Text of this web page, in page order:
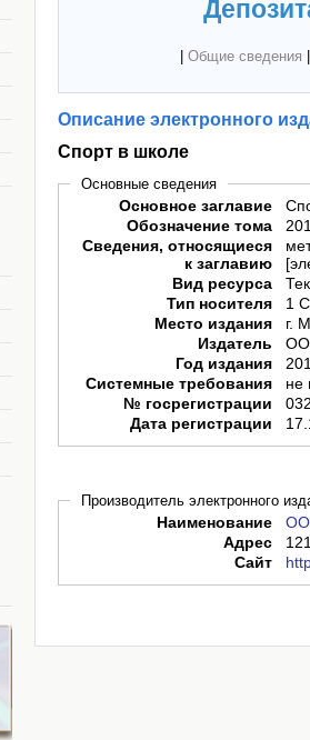
Общие сведения
Описание электронного
Спорт в школе
Основные сведения
Основное заглавие
Обозначение тома
Сведения, относящиеся
к заглавию
Вид ресурса
Тип носителя
1
Место издания
г.
Издатель
Год издания
Системные требования
не
№ госрегистрации
Дата регистрации
Производитель электронного
Наименование
Адрес
Сайт